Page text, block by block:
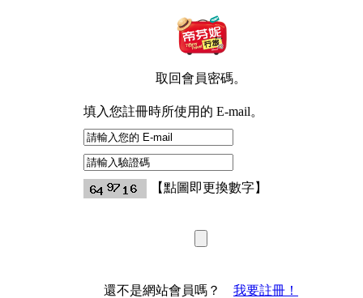
取回會員密碼。
填入您註冊時所使用的 E-mail。
【點圖即更換數字】
還不是網站會員嗎？ 我要註冊！